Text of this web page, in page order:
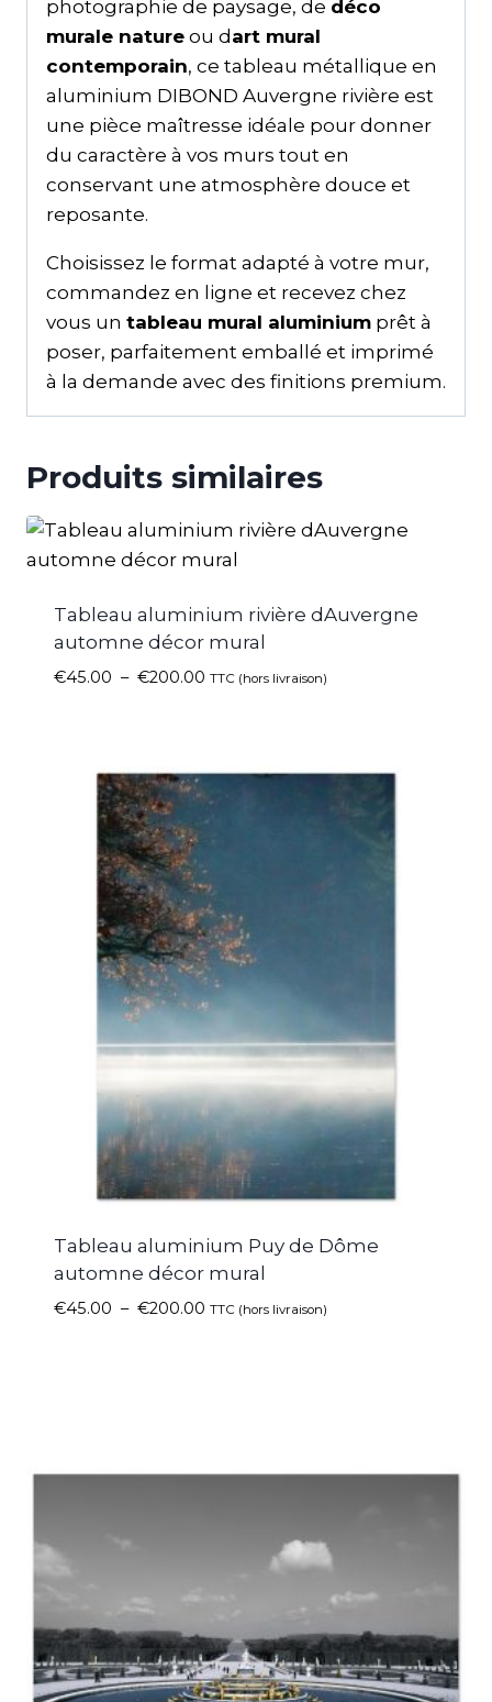
photographie de paysage, de déco
murale nature ou d art mural
contemporain, ce tableau métallique en
aluminium DIBOND Auvergne rivière est
une pièce maîtresse idéale pour donner
du caractère à vos murs tout en
conservant une atmosphère douce et
reposante.
Choisissez le format adapté à votre mur,
commandez en ligne et recevez chez
vous un tableau mural aluminium prêt à
poser, parfaitement emballé et imprimé
à la demande avec des finitions premium.
Produits similaires
Tableau aluminium rivière dAuvergne
automne décor mural
€45.00 – €200.00 TTC (hors livraison)
Tableau aluminium Puy de Dôme
automne décor mural
€45.00 – €200.00 TTC (hors livraison)